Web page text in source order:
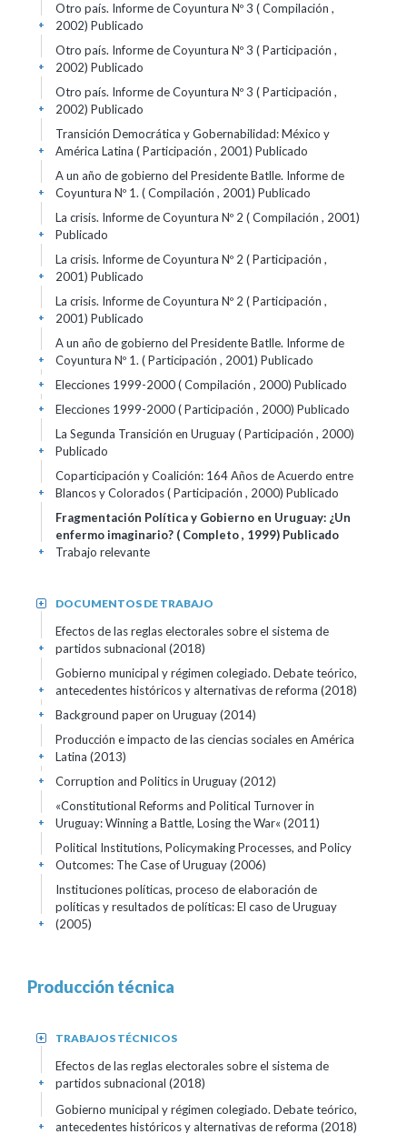
Otro país. Informe de Coyuntura Nº 3 ( Compilación ,
2002) Publicado
+
Otro país. Informe de Coyuntura Nº 3 ( Participación ,
2002) Publicado
+
Otro país. Informe de Coyuntura Nº 3 ( Participación ,
2002) Publicado
+
Transición Democrática y Gobernabilidad: México y
América Latina ( Participación , 2001) Publicado
+
A un año de gobierno del Presidente Batlle. Informe de
Coyuntura Nº 1. ( Compilación , 2001) Publicado
+
La crisis. Informe de Coyuntura Nº 2 ( Compilación , 2001)
Publicado
+
La crisis. Informe de Coyuntura Nº 2 ( Participación ,
2001) Publicado
+
La crisis. Informe de Coyuntura Nº 2 ( Participación ,
2001) Publicado
+
A un año de gobierno del Presidente Batlle. Informe de
Coyuntura Nº 1. ( Participación , 2001) Publicado
+
Elecciones 1999-2000 ( Compilación , 2000) Publicado
+
Elecciones 1999-2000 ( Participación , 2000) Publicado
+
La Segunda Transición en Uruguay ( Participación , 2000)
Publicado
+
Coparticipación y Coalición: 164 Años de Acuerdo entre
Blancos y Colorados ( Participación , 2000) Publicado
+
Fragmentación Política y Gobierno en Uruguay: ¿Un
enfermo imaginario? ( Completo , 1999) Publicado
Trabajo relevante
+
DOCUMENTOS DE TRABAJO
+
Efectos de las reglas electorales sobre el sistema de
partidos subnacional (2018)
+
Gobierno municipal y régimen colegiado. Debate teórico,
antecedentes históricos y alternativas de reforma (2018)
+
Background paper on Uruguay (2014)
+
Producción e impacto de las ciencias sociales en América
Latina (2013)
+
Corruption and Politics in Uruguay (2012)
+
«Constitutional Reforms and Political Turnover in
Uruguay: Winning a Battle, Losing the War« (2011)
+
Political Institutions, Policymaking Processes, and Policy
Outcomes: The Case of Uruguay (2006)
+
Instituciones polí­ticas, proceso de elaboración de
políticas y resultados de políticas: El caso de Uruguay
(2005)
+
Producción técnica
TRABAJOS TÉCNICOS
+
Efectos de las reglas electorales sobre el sistema de
partidos subnacional (2018)
+
Gobierno municipal y régimen colegiado. Debate teórico,
antecedentes históricos y alternativas de reforma (2018)
+